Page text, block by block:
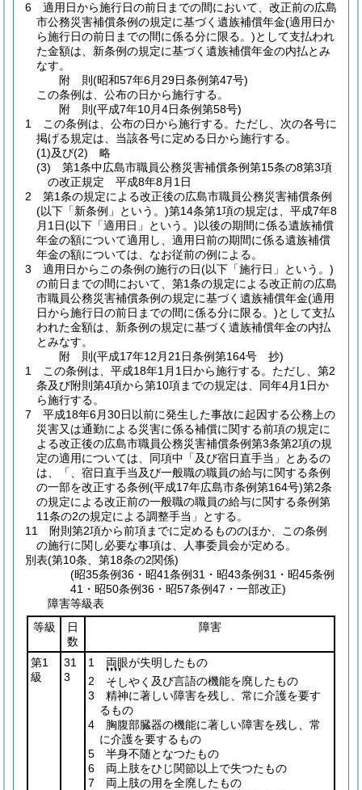
6
適用日から施行日の前日までの間において、改正前の広島
市公務災害補償条例の規定に基づく遺族補償年金(適用日か
ら施行日の前日までの間に係る分に限る。)として支払われ
た金額は、新条例の規定に基づく遺族補償年金の内払とみ
なす。
附 則(昭和57年6月29日条例第47号)
この条例は、公布の日から施行する。
附 則(平成7年10月4日条例第58号)
1
この条例は、公布の日から施行する。 ただし、次の各号に
掲げる規定は、当該各号に定める日から施行する。
(1)及び(2)
略
(3)
第1条中広島市職員公務災害補償条例第15条の8第3項
の改正規定 平成8年8月1日
2
第1条の規定による改正後の広島市職員公務災害補償条例
(以下「新条例」という。)第14条第1項の規定は、平成7年8
月1日(以下「適用日」という。)以後の期間に係る遺族補償
年金の額について適用し、適用日前の期間に係る遺族補償
年金の額については、なお従前の例による。
3
適用日からこの条例の施行の日(以下「施行日」という。)
の前日までの間において、第1条の規定による改正前の広島
市職員公務災害補償条例の規定に基づく遺族補償年金(適用
日から施行日の前日までの間に係る分に限る。)として支払
われた金額は、新条例の規定に基づく遺族補償年金の内払
とみなす。
附 則(平成17年12月21日条例第164号 抄)
1
この条例は、平成18年1月1日から施行する。 ただし、第2
条及び附則第4項から第10項までの規定は、同年4月1日か
ら施行する。
7
平成18年6月30日以前に発生した事故に起因する公務上の
災害又は通勤による災害に係る補償に関する前項の規定に
よる改正後の広島市職員公務災害補償条例第3条第2項の規
定の適用については、同項中「及び宿日直手当」とあるの
は、「、宿日直手当及び一般職の職員の給与に関する条例
の一部を改正する条例(平成17年広島市条例第164号)第2条
の規定による改正前の一般職の職員の給与に関する条例第
11条の2の規定による調整手当」とする。
11
附則第2項から前項までに定めるもののほか、この条例
の施行に関し必要な事項は、人事委員会が定める。
別表(第10条、第18条の2関係)
(昭35条例36・昭41条例31・昭43条例31・昭45条例
41・昭50条例36・昭57条例47・一部改正)
障害等級表
等級
日
数
障害
第1
級
31
3
1 両眼が失明したもの
2 そしやく
❜❜❜❜
及び言語の機能を廃したもの
3 精神に著しい障害を残し、常に介護を要す
るもの
4 胸腹部臓器の機能に著しい障害を残し、常
に介護を要するもの
5 半身不随となつたもの
6 両上肢をひじ関節以上で失つたもの
7 両上肢の用を全廃したもの